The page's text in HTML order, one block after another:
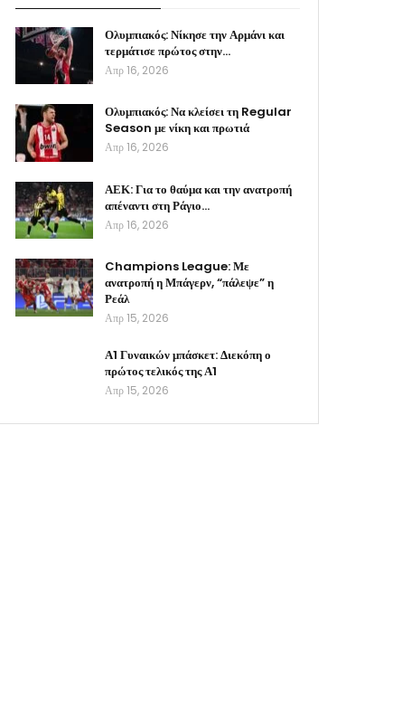
Ολυμπιακός: Νίκησε την Αρμάνι και
τερμάτισε πρώτος στην…
Απρ 16, 2026
Ολυμπιακός: Να κλείσει τη Regular
Season με νίκη και πρωτιά
Απρ 16, 2026
ΑΕΚ: Για το θαύμα και την ανατροπή
απέναντι στη Ράγιο…
Απρ 16, 2026
Champions League: Με
ανατροπή η Μπάγερν, “πάλεψε” η
Ρεάλ
Απρ 15, 2026
Α1 Γυναικών μπάσκετ: Διεκόπη ο
πρώτος τελικός της Α1
Απρ 15, 2026